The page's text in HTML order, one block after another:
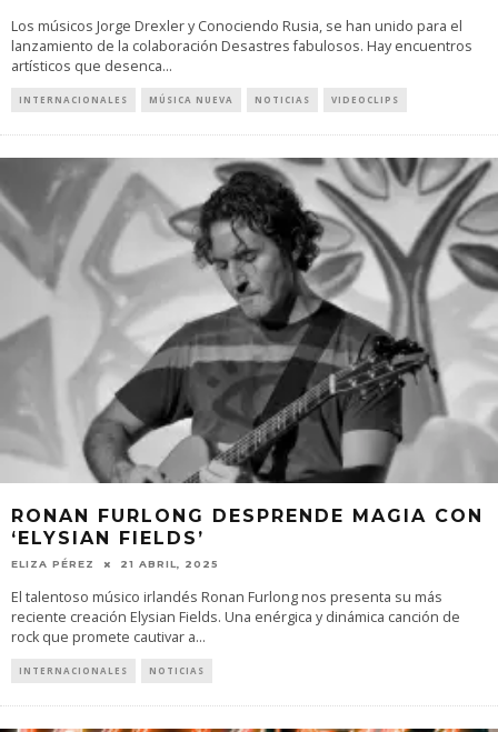
Los músicos Jorge Drexler y Conociendo Rusia, se han unido para el
lanzamiento de la colaboración Desastres fabulosos. Hay encuentros
artísticos que desenca...
INTERNACIONALES MÚSICA NUEVA NOTICIAS VIDEOCLIPS
RONAN FURLONG DESPRENDE MAGIA CON
‘ELYSIAN FIELDS’
ELIZA PÉREZ 21 ABRIL, 2025
El talentoso músico irlandés Ronan Furlong nos presenta su más
reciente creación Elysian Fields. Una enérgica y dinámica canción de
rock que promete cautivar a...
INTERNACIONALES NOTICIAS